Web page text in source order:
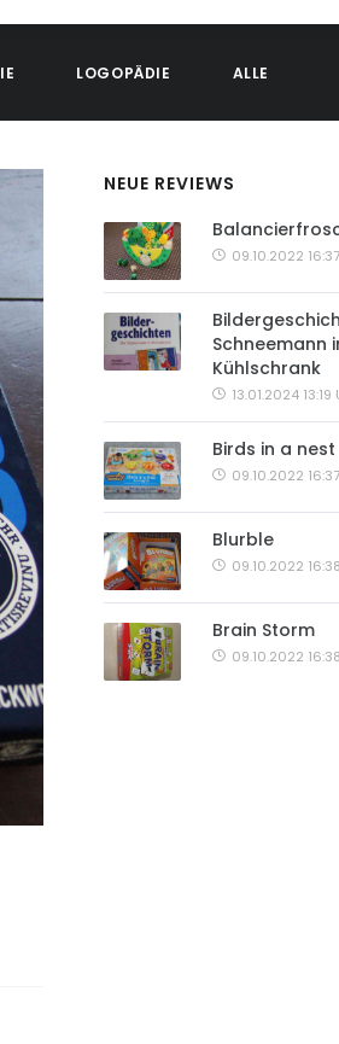
LOGOPÄDIE ALLE
NEUE REVIEWS
09.10.2022
Schneemann
Kühlschrank
13.01.2024 13:19
Birds in a nest
09.10.2022
Blurble
09.10.2022
Brain Storm
09.10.2022